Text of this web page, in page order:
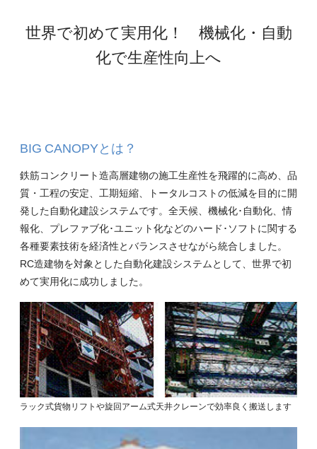
世界で初めて実用化！ 機械化・自動
化で生産性向上へ
BIG CANOPYとは？
鉄筋コンクリート造高層建物の施工生産性を飛躍的に高め、品
質・工程の安定、工期短縮、トータルコストの低減を目的に開
発した自動化建設システムです。全天候、機械化･自動化、情
報化、プレファブ化･ユニット化などのハード･ソフトに関する
各種要素技術を経済性とバランスさせながら統合しました。
RC造建物を対象とした自動化建設システムとして、世界で初
めて実用化に成功しました。
ラック式貨物リフトや旋回アーム式天井クレーンで効率良く搬送します